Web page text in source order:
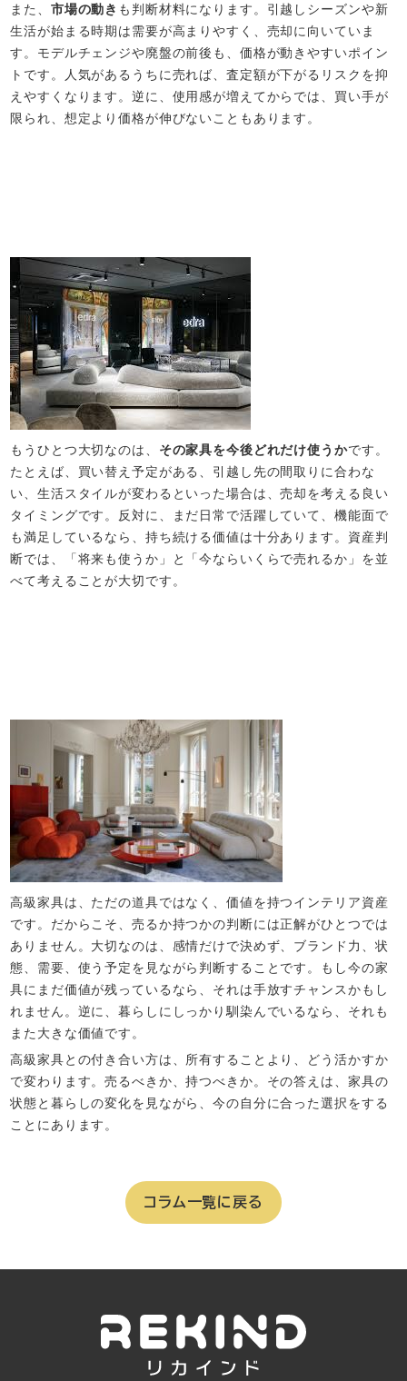
また、 市場の動き も判断材料になります。引越しシーズンや新
生活が始まる時期は需要が高まりやすく、売却に向いていま
す。モデルチェンジや廃盤の前後も、価格が動きやすいポイン
トです。人気があるうちに売れば、査定額が下がるリスクを抑
えやすくなります。逆に、使用感が増えてからでは、買い手が
限られ、想定より価格が伸びないこともあります。
もうひとつ大切なのは、 その家具を今後どれだけ使うかです。
たとえば、買い替え予定がある、引越し先の間取りに合わな
い、生活スタイルが変わるといった場合は、売却を考える良い
タイミングです。反対に、まだ日常で活躍していて、機能面で
も満足しているなら、持ち続ける価値は十分あります。資産判
断では、「将来も使うか」と「今ならいくらで売れるか」を並
べて考えることが大切です。
高級家具は、ただの道具ではなく、価値を持つインテリア資産
です。だからこそ、売るか持つかの判断には正解がひとつでは
ありません。大切なのは、感情だけで決めず、ブランド力、状
態、需要、使う予定を見ながら判断することです。もし今の家
具にまだ価値が残っているなら、それは手放すチャンスかもし
れません。逆に、暮らしにしっかり馴染んでいるなら、それも
また大きな価値です。
高級家具との付き合い方は、所有することより、どう活かすか
で変わります。売るべきか、持つべきか。その答えは、家具の
状態と暮らしの変化を見ながら、今の自分に合った選択をする
ことにあります。
コラム一覧に戻る